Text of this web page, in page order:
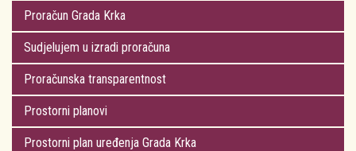
Proračun Grada Krka
Sudjelujem u izradi proračuna
Proračunska transparentnost
Prostorni planovi
Prostorni plan uređenja Grada Krka